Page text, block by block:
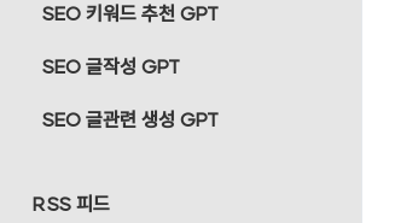
SEO 키워드 추천 GPT
SEO 글작성 GPT
SEO 글관련 생성 GPT
RSS 피드